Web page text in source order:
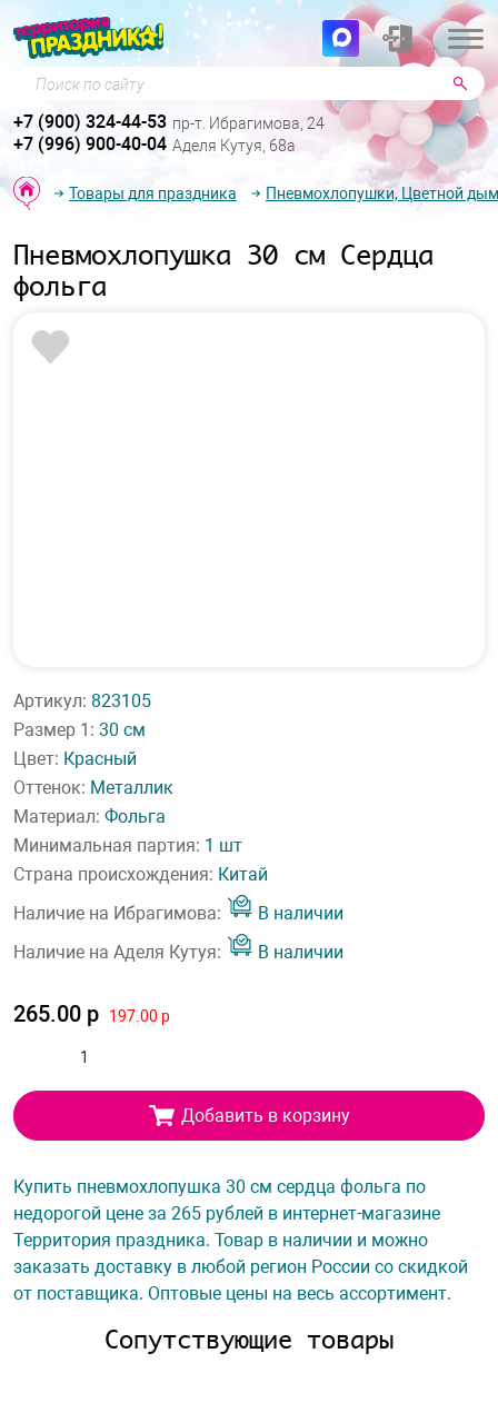
Поиск по сайту
+7 (900) 324-44-53 пр-т. Ибрагимова, 24
+7 (996) 900-40-04 Аделя Кутуя, 68а
Товары для праздника Пневмохлопушки, Цветной дым
Пневмохлопушка 30 см Сердца
фольга
Артикул: 823105
Размер 1: 30 см
Цвет: Красный
Оттенок: Металлик
Материал: Фольга
Минимальная партия: 1 шт
Страна происхождения: Китай
Наличие на Ибрагимова:
В наличии
Наличие на Аделя Кутуя:
В наличии
265.00 р 197.00 р
Добавить в корзину
Купить пневмохлопушка 30 см сердца фольга по
недорогой цене за 265 рублей в интернет-магазине
Территория праздника. Товар в наличии и можно
заказать доставку в любой регион России со скидкой
от поставщика. Оптовые цены на весь ассортимент.
Сопутствующие товары